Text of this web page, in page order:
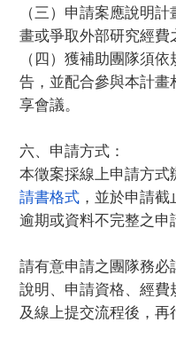
（三） 申請案應說明計
畫或爭取外部研究經費
（四）獲補助團隊須
告， 並配合參與本計畫
享會議。
六、申請方式：
本徵案採線上申請方式
請書格式 ， 並於申請截
逾期或資料不完整之申
請有意申請之團隊務必
說明、 申請資格、經費
及線上提交流程後， 再